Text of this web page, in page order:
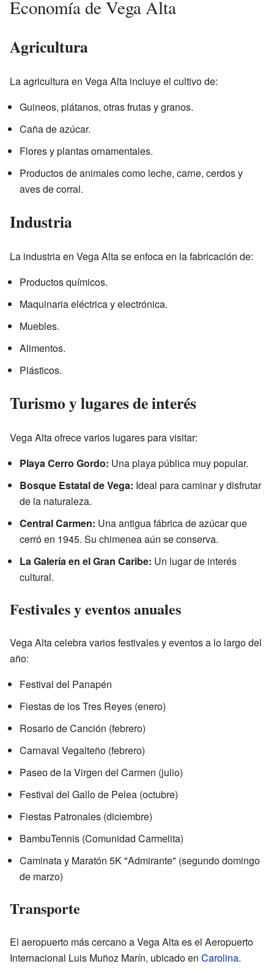
Economía de Vega Alta
Agricultura
La agricultura en Vega Alta incluye el cultivo de:
Guineos, plátanos, otras frutas y granos.
Caña de azúcar.
Flores y plantas ornamentales.
Productos de animales como leche, carne, cerdos y
aves de corral.
Industria
La industria en Vega Alta se enfoca en la fabricación de:
Productos químicos.
Maquinaria eléctrica y electrónica.
Muebles.
Alimentos.
Plásticos.
Turismo y lugares de interés
Vega Alta ofrece varios lugares para visitar:
Playa Cerro Gordo: Una playa pública muy popular.
Bosque Estatal de Vega: Ideal para caminar y disfrutar
de la naturaleza.
Central Carmen: Una antigua fábrica de azúcar que
cerró en 1945. Su chimenea aún se conserva.
La Galería en el Gran Caribe: Un lugar de interés
cultural.
Festivales y eventos anuales
Vega Alta celebra varios festivales y eventos a lo largo del
año:
Festival del Panapén
Fiestas de los Tres Reyes (enero)
Rosario de Canción (febrero)
Carnaval Vegalteño (febrero)
Paseo de la Virgen del Carmen (julio)
Festival del Gallo de Pelea (octubre)
Fiestas Patronales (diciembre)
BambuTennis (Comunidad Carmelita)
Caminata y Maratón 5K "Admirante" (segundo domingo
de marzo)
Transporte
El aeropuerto más cercano a Vega Alta es el Aeropuerto
Internacional Luis Muñoz Marín, ubicado en Carolina.